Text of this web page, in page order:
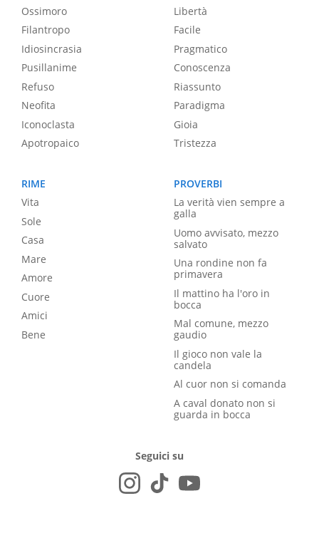
Ossimoro
Filantropo
Idiosincrasia
Pusillanime
Refuso
Neofita
Iconoclasta
Apotropaico
Libertà
Facile
Pragmatico
Conoscenza
Riassunto
Paradigma
Gioia
Tristezza
RIME
Vita
Sole
Casa
Mare
Amore
Cuore
Amici
Bene
PROVERBI
La verità vien sempre a
galla
Uomo avvisato, mezzo
salvato
Una rondine non fa
primavera
Il mattino ha l'oro in
bocca
Mal comune, mezzo
gaudio
Il gioco non vale la
candela
Al cuor non si comanda
A caval donato non si
guarda in bocca
Seguici su